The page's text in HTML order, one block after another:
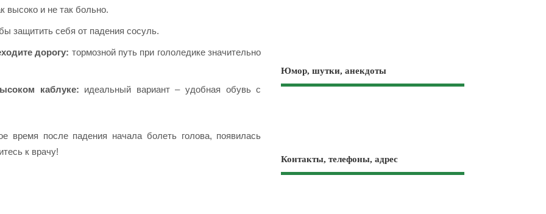
высоко и не так больно.
защитить себя от падения сосуль.
дорогу: тормозной путь при гололедике значительно
каблуке: идеальный вариант – удобная обувь с
время после падения начала болеть голова, появилась
к врачу!
Юмор, шутки, анекдоты
Контакты, телефоны, адрес